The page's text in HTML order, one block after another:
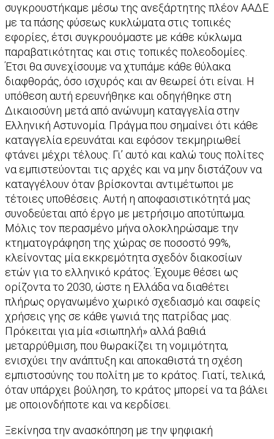
συγκρουστήκαμε μέσω της ανεξάρτητης πλέον ΑΑΔΕ
με τα πάσης φύσεως κυκλώματα στις τοπικές
εφορίες, έτσι συγκρουόμαστε με κάθε κύκλωμα
παραβατικότητας και στις τοπικές πολεοδομίες.
Έτσι θα συνεχίσουμε να χτυπάμε κάθε θύλακα
διαφθοράς, όσο ισχυρός και αν θεωρεί ότι είναι. Η
υπόθεση αυτή ερευνήθηκε και οδηγήθηκε στη
Δικαιοσύνη μετά από ανώνυμη καταγγελία στην
Ελληνική Αστυνομία. Πράγμα που σημαίνει ότι κάθε
καταγγελία ερευνάται και εφόσον τεκμηριωθεί
φτάνει μέχρι τέλους. Γι’ αυτό και καλώ τους πολίτες
να εμπιστεύονται τις αρχές και να μην διστάζουν να
καταγγέλουν όταν βρίσκονται αντιμέτωποι με
τέτοιες υποθέσεις. Αυτή η αποφασιστικότητά μας
συνοδεύεται από έργο με μετρήσιμο αποτύπωμα.
Μόλις τον περασμένο μήνα ολοκληρώσαμε την
κτηματογράφηση της χώρας σε ποσοστό 99%,
κλείνοντας μία εκκρεμότητα σχεδόν διακοσίων
ετών για το ελληνικό κράτος. Έχουμε θέσει ως
ορίζοντα το 2030, ώστε η Ελλάδα να διαθέτει
πλήρως οργανωμένο χωρικό σχεδιασμό και σαφείς
χρήσεις γης σε κάθε γωνιά της πατρίδας μας.
Πρόκειται για μία «σιωπηλή» αλλά βαθιά
μεταρρύθμιση, που θωρακίζει τη νομιμότητα,
ενισχύει την ανάπτυξη και αποκαθιστά τη σχέση
εμπιστοσύνης του πολίτη με το κράτος. Γιατί, τελικά,
όταν υπάρχει βούληση, το κράτος μπορεί να τα βάλει
με οποιονδήποτε και να κερδίσει.
Ξεκίνησα την ανασκόπηση με την ψηφιακή